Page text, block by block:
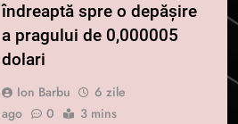
îndreaptă spre o depășire
a pragului de 0,000005
dolari
Ion Barbu
6 zile
ago
0 3 mins